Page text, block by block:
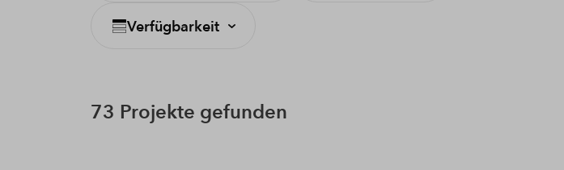
Verfügbarkeit
73 Projekte gefunden